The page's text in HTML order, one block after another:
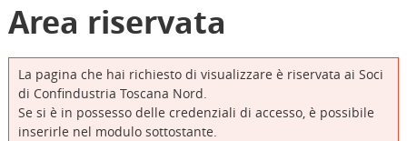
Area riservata
La pagina che hai richiesto di visualizzare è riservata ai Soci
di Confindustria Toscana Nord.
Se si è in possesso delle credenziali di accesso, è possibile
inserirle nel modulo sottostante.